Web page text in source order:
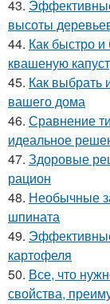
43.
высоты
44. Как быстро и
квашеную
45. Как выбрать
вашего дома
46. Сравнение
идеальное
47. Здоровые
рацион
48. Необычные
шпината
49.
картофеля
50. Все, что
свойства,